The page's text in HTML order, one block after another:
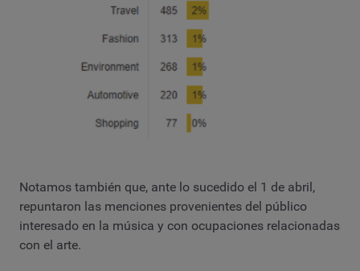
Notamos también que, ante lo sucedido el 1 de abril,
repuntaron las menciones provenientes del público
interesado en la música y con ocupaciones relacionadas
con el arte.